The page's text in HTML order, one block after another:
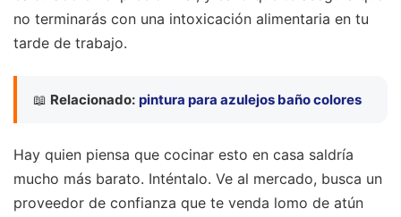
no terminarás con una intoxicación alimentaria en tu
tarde de trabajo.
📖 Relacionado: pintura para azulejos baño colores
Hay quien piensa que cocinar esto en casa saldría
mucho más barato. Inténtalo. Ve al mercado, busca un
proveedor de confianza que te venda lomo de atún